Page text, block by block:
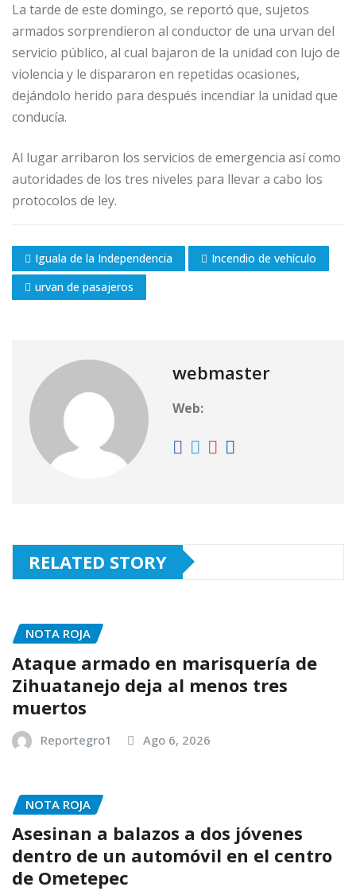
La tarde de este domingo, se reportó que, sujetos
armados sorprendieron al conductor de una urvan del
servicio público, al cual bajaron de la unidad con lujo de
violencia y le dispararon en repetidas ocasiones,
dejándolo herido para después incendiar la unidad que
conducía.
Al lugar arribaron los servicios de emergencia así como
autoridades de los tres niveles para llevar a cabo los
protocolos de ley.
Iguala de la Independencia
Incendio de vehículo
urvan de pasajeros
webmaster
Web:
RELATED STORY
NOTA ROJA
Ataque armado en marisquería de
Zihuatanejo deja al menos tres
muertos
Reportegro1 Ago 6, 2026
NOTA ROJA
Asesinan a balazos a dos jóvenes
dentro de un automóvil en el centro
de Ometepec